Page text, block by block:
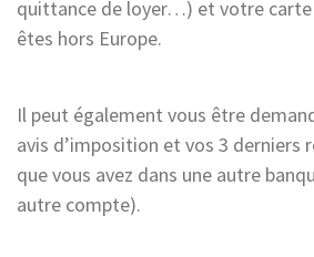
quittance de loyer…) et votre carte
êtes hors Europe.
Il peut également vous être
avis d’imposition et vos 3 derniers
que vous avez dans une autre
autre compte).